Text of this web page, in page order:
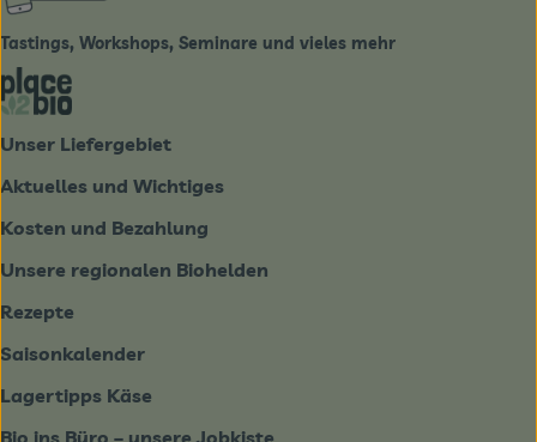
Tastings, Workshops, Seminare und vieles mehr
Externer Link zu https://place2bio.de/
Unser Liefergebiet
Aktuelles und Wichtiges
Kosten und Bezahlung
Unsere regionalen Biohelden
Rezepte
Saisonkalender
Lagertipps Käse